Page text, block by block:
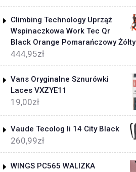
Climbing Technology Uprząż
Wspinaczkowa Work Tec Qr
Black Orange Pomarańczowy Żółty
444,95zł
Vans Oryginalne Sznurówki
Laces VXZYE11
19,00zł
Vaude Tecolog Ii 14 City Black
260,99zł
WINGS PC565 WALIZKA